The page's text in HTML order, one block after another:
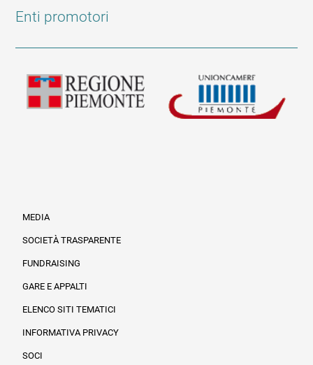
Enti promotori
MEDIA
SOCIETÀ TRASPARENTE
FUNDRAISING
GARE E APPALTI
ELENCO SITI TEMATICI
INFORMATIVA PRIVACY
SOCI